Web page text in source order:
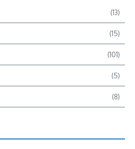
(13)
(15)
(101)
(5)
(8)